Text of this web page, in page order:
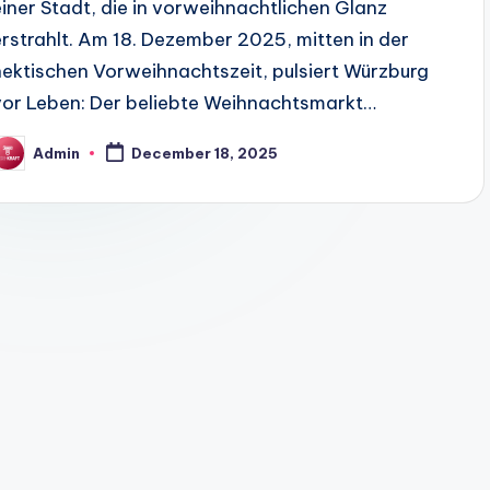
Stadt, die in vorweihnachtlichen Glanz
Am 18. Dezember 2025, mitten in der
Vorweihnachtszeit, pulsiert Würzburg
Leben: Der beliebte Weihnachtsmarkt…
Admin December 18, 2025